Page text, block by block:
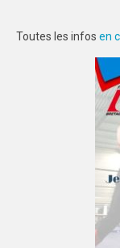
Toutes les infos en